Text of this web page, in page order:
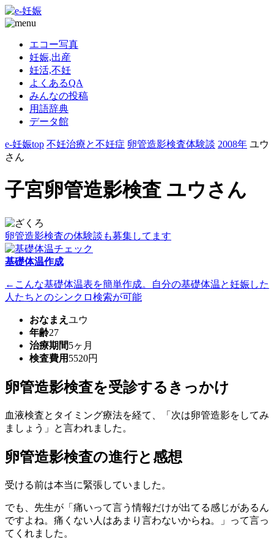
エコー写真
妊娠,出産
妊活,不妊
よくあるQA
みんなの投稿
用語辞典
データ館
e-妊娠top 不妊治療と不妊症 卵管造影検査体験談 2008年 ユウ
さん
子宮卵管造影検査 ユウさん
卵管造影検査の体験談も募集してます
基礎体温作成
←こんな基礎体温表を簡単作成。自分の基礎体温と妊娠した
人たちとのシンクロ検索が可能
おなまえ ユウ
年齢27
治療期間5ヶ月
検査費用 5520円
卵管造影検査を受診するきっかけ
血液検査とタイミング療法を経て、「次は卵管造影をしてみ
ましょう」と言われました。
卵管造影検査の進行と感想
受ける前は本当に緊張していました。
でも、先生が「痛いって言う情報だけが出てる感じがあるん
ですよね。痛くない人はあまり言わないからね。」って言っ
てくれました。